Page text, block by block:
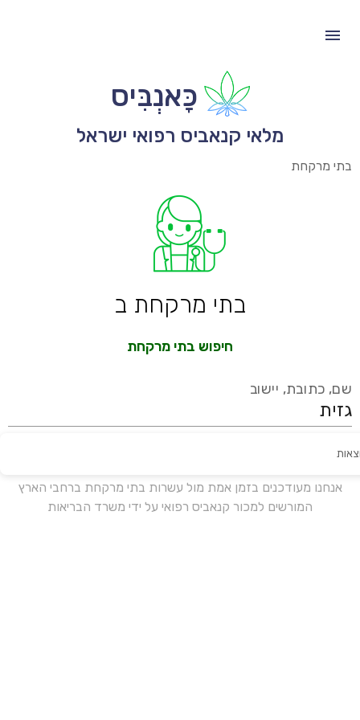
כָּאנְבִּיס
מלאי קנאביס רפואי ישראל
בתי מרקחת
בתי מרקחת ב
חיפוש בתי מרקחת
שם, כתובת, יישוב
אנחנו מעודכנים בזמן אמת מול עשרות בתי מרקחת ברחבי הארץ
המורשים למכור קנאביס רפואי על ידי משרד הבריאות